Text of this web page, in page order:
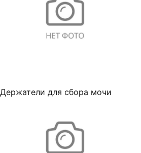
Держатели для сбора мочи